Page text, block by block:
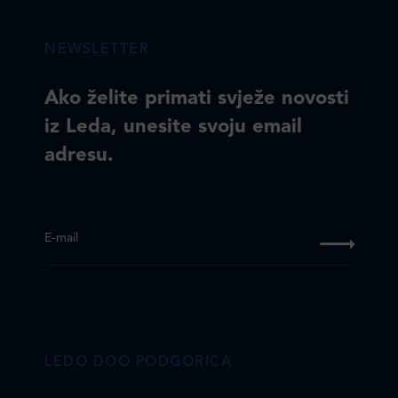
NEWSLETTER
Ako želite primati svježe novosti
iz Leda, unesite svoju email
adresu.
E-mail
LEDO DOO PODGORICA